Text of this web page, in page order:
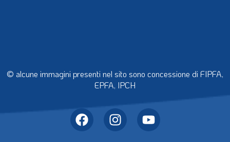
© alcune immagini presenti nel sito sono concessione di FIPFA,
EPFA, IPCH